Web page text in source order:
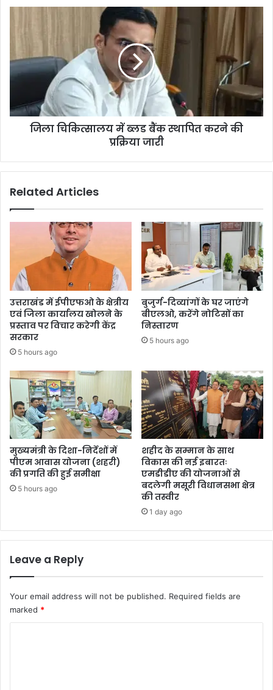
जिला चिकित्सालय में ब्लड बैंक स्थापित करने की
प्रक्रिया जारी
Related Articles
उत्तराखंड में ईपीएफओ के क्षेत्रीय
एवं जिला कार्यालय खोलने के
प्रस्ताव पर विचार करेगी केंद्र
सरकार
5 hours ago
बुजुर्ग-दिव्यांगों के घर जाएंगे
बीएलओ, करेंगे नोटिसों का
निस्तारण
5 hours ago
मुख्यमंत्री के दिशा-निर्देशों में
पीएम आवास योजना (शहरी)
की प्रगति की हुई समीक्षा
5 hours ago
शहीद के सम्मान के साथ
विकास की नई इबारतः
एमडीडीए की योजनाओं से
बदलेगी मसूरी विधानसभा क्षेत्र
की तस्वीर
1 day ago
Leave a Reply
Your email address will not be published. Required fields are
marked *